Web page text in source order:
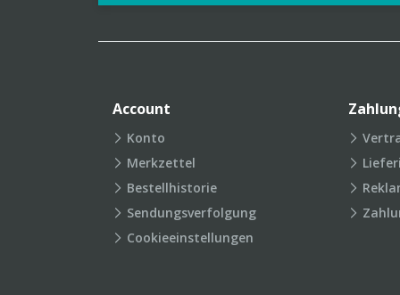
Account
Konto
Merkzettel
Bestellhistorie
Sendungsverfolgung
Cookieeinstellungen